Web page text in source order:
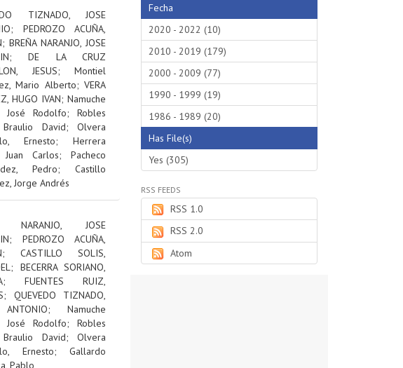
TIZNADO, JOSE
; PEDROZO ACUÑA,
; BREÑA NARANJO, JOSE
;DE LA CRUZ
JESUS; Montiel
Mario Alberto;VERA
HUGO IVAN; Namuche
José Rodolfo; Robles
Braulio David;Olvera
Ernesto; Herrera
Juan Carlos; Pacheco
Pedro; Castillo
Jorge Andrés
NARANJO, JOSE
; PEDROZO ACUÑA,
; CASTILLO SOLIS,
; BECERRA SORIANO,
; FUENTES RUIZ,
; QUEVEDO TIZNADO,
; Namuche
José Rodolfo; Robles
Braulio David;Olvera
Ernesto; Gallardo
Pablo
Fecha
2020 - 2022 (10)
2010 - 2019 (179)
2000 - 2009 (77)
1990 - 1999 (19)
1986 - 1989 (20)
Has File(s)
Yes (305)
RSS FEEDS
RSS 1.0
RSS 2.0
Atom